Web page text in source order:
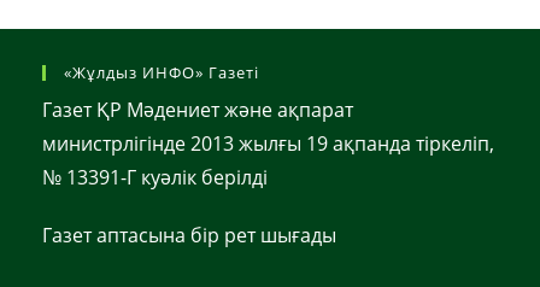
«Жұлдыз ИНФО» Газеті
Газет ҚР Мәдениет және ақпарат
министрлігінде 2013 жылғы 19 ақпанда тіркеліп,
№ 13391-Г куәлік берілді
Газет аптасына бір рет шығады